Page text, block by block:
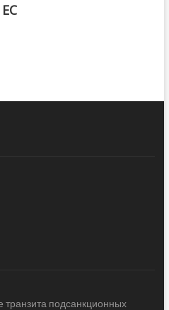
транзита подсанкционных